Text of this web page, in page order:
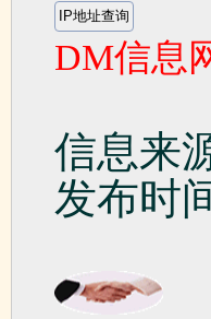
DM信息
信息来
发布时